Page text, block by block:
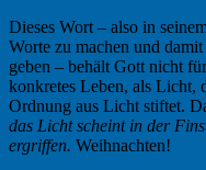
Dieses Wort – also in
Worte zu machen und
geben – behält Gott nicht
konkretes Leben, als Licht,
Ordnung aus Licht stiftet.
das Licht scheint in der
ergriffen. Weihnachten!